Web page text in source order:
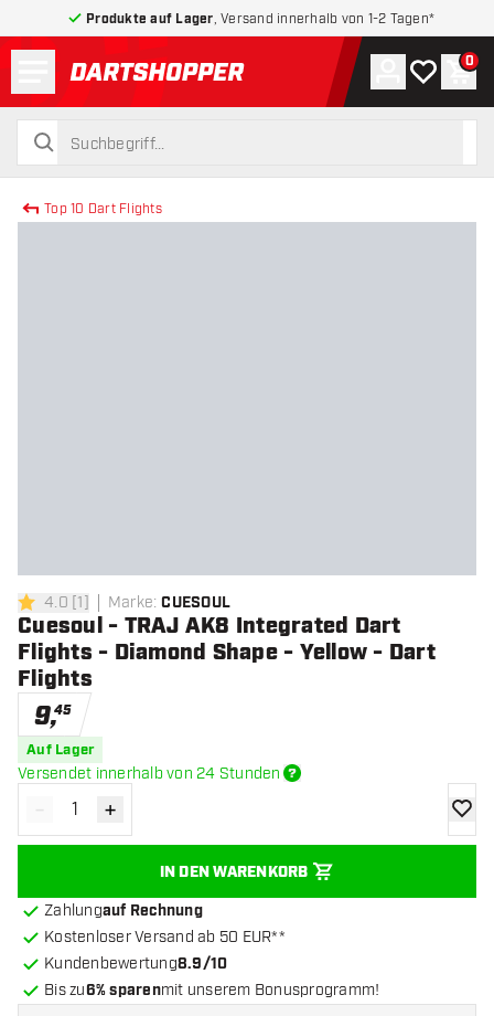
Produkte auf Lager , Versand innerhalb von 1-2 Tagen*
zurück zur Startseite
suchen
suchen
Konto
Meine 0
Top 10 Dart Flights
4 Bewertungssterne
4.0 [1] Marke: CUESOUL
Cuesoul - TRAJ AK8 Integrated Dart
Flights - Diamond Shape - Yellow - Dart
Flights
9,45
Auf Lager
Versendet innerhalb von 24 Stunden
Menge verringern
- Menge erhöhen
+
IN DEN WARENKORB
Zur
Zahlungauf Rechnung
Kostenloser Versand ab 50 EUR**
Kundenbewertung8.9/10
Bis zu6% sparenmit unserem Bonusprogramm!